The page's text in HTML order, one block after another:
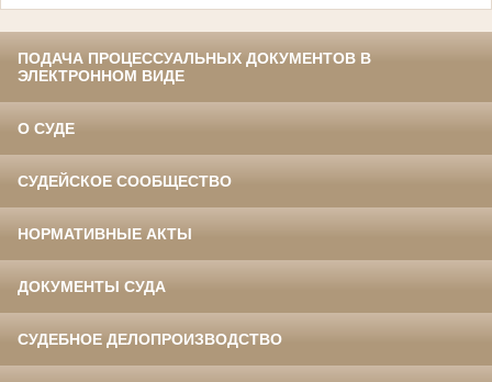
ПОДАЧА ПРОЦЕССУАЛЬНЫХ ДОКУМЕНТОВ В
ЭЛЕКТРОННОМ ВИДЕ
О СУДЕ
СУДЕЙСКОЕ СООБЩЕСТВО
НОРМАТИВНЫЕ АКТЫ
ДОКУМЕНТЫ СУДА
СУДЕБНОЕ ДЕЛОПРОИЗВОДСТВО